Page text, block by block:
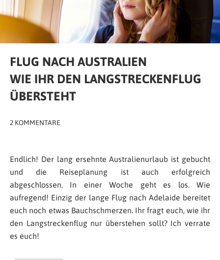
FLUG NACH AUSTRALIEN
WIE IHR DEN LANGSTRECKENFLUG
ÜBERSTEHT
2 KOMMENTARE
Endlich! Der lang ersehnte Australienurlaub ist gebucht
und die Reiseplanung ist auch erfolgreich
abgeschlossen. In einer Woche geht es los. Wie
aufregend! Einzig der lange Flug nach Adelaide bereitet
euch noch etwas Bauchschmerzen. Ihr fragt euch, wie ihr
den Langstreckenflug nur überstehen sollt? Ich verrate
es euch!